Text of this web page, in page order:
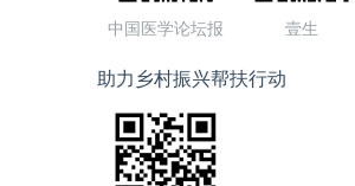
中国医学论坛报 壹生
助力乡村振兴帮扶行动